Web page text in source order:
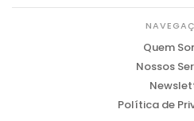
Quem
Nossos
Política de